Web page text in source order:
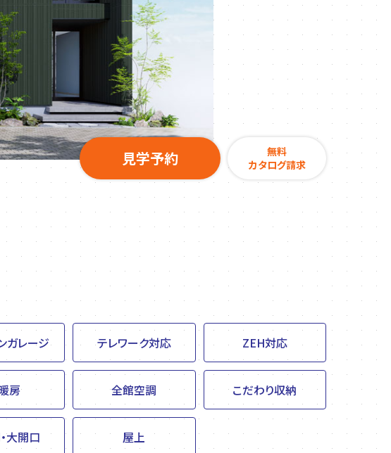
見学予約
無料
カタログ請求
ガレージ テレワーク対応 ZEH対応
房 全館空調 こだわり収納
大開口 屋上